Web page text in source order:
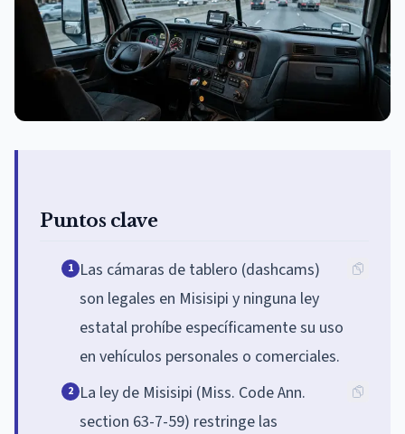
Puntos clave
1 Las cámaras de tablero (dashcams)
son legales en Misisipi y ninguna ley
estatal prohíbe específicamente su uso
en vehículos personales o comerciales.
2 La ley de Misisipi (Miss. Code Ann.
section 63-7-59) restringe las